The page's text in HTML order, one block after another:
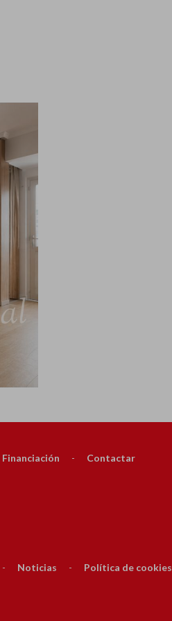
Financiación - Contactar
- Noticias - Política de cookies